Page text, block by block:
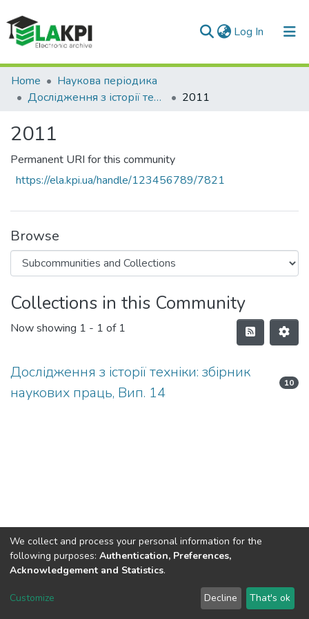
Log In (current)
Communities & Collections
All of DSpace
Statistics
Home
Наукова періодика
Дослідження з історії техніки
2011
2011
Permanent URI for this community
https://ela.kpi.ua/handle/123456789/7821
Browse
Collections in this Community
Now showing 1 - 1 of 1
Дослідження з історії техніки: збірник
наукових праць, Вип. 14
10
DSpace software copyright © 2002-2026 LYRASIS
Send Feedback
We collect and process your personal information for the
following purposes: Authentication, Preferences,
Acknowledgement and Statistics.
Customize Decline That's ok